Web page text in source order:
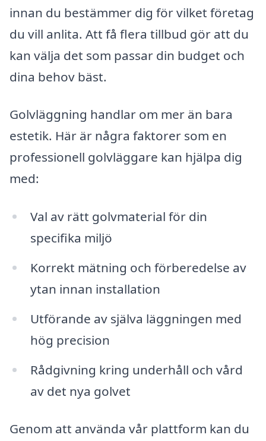
innan du bestämmer dig för vilket företag
du vill anlita. Att få flera tillbud gör att du
kan välja det som passar din budget och
dina behov bäst.
Golvläggning handlar om mer än bara
estetik. Här är några faktorer som en
professionell golvläggare kan hjälpa dig
med:
Val av rätt golvmaterial för din
specifika miljö
Korrekt mätning och förberedelse av
ytan innan installation
Utförande av själva läggningen med
hög precision
Rådgivning kring underhåll och vård
av det nya golvet
Genom att använda vår plattform kan du